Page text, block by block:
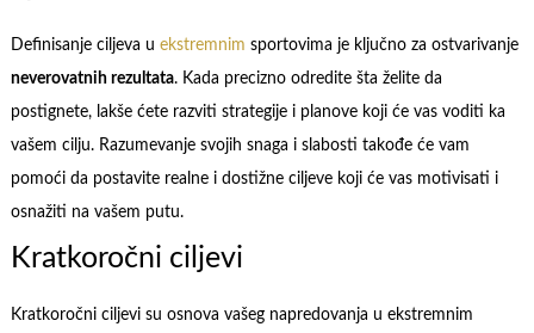
Definisanje ciljeva u ekstremnim sportovima je ključno za ostvarivanje
neverovatnih rezultata. Kada precizno odredite šta želite da
postignete, lakše ćete razviti strategije i planove koji će vas voditi ka
vašem cilju. Razumevanje svojih snaga i slabosti takođe će vam
pomoći da postavite realne i dostižne ciljeve koji će vas motivisati i
osnažiti na vašem putu.
Kratkoročni ciljevi
Kratkoročni ciljevi su osnova vašeg napredovanja u ekstremnim